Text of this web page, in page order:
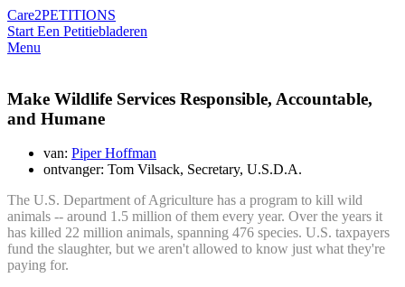
Care2PETITIONS
Start Een Petitiebladeren
Menu
Make Wildlife Services Responsible, Accountable,
and Humane
van: Piper Hoffman
ontvanger: Tom Vilsack, Secretary, U.S.D.A.
The U.S. Department of Agriculture has a program to kill wild
animals -- around 1.5 million of them every year. Over the years it
has killed 22 million animals, spanning 476 species. U.S. taxpayers
fund the slaughter, but we aren't allowed to know just what they're
paying for.